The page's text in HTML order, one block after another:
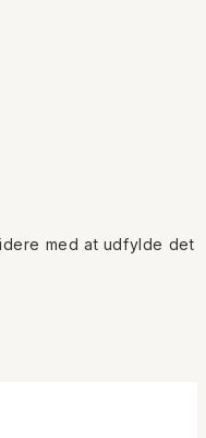
med at udfylde det